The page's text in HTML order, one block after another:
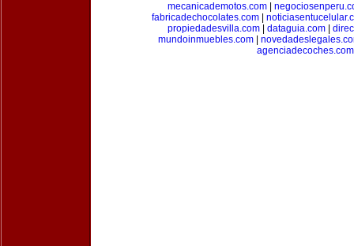
mecanicademotos.com|
fabricadechocolates.com|
propiedadesvilla.com| dataguia.com|
mundoinmuebles.com
agenciadecoches.com